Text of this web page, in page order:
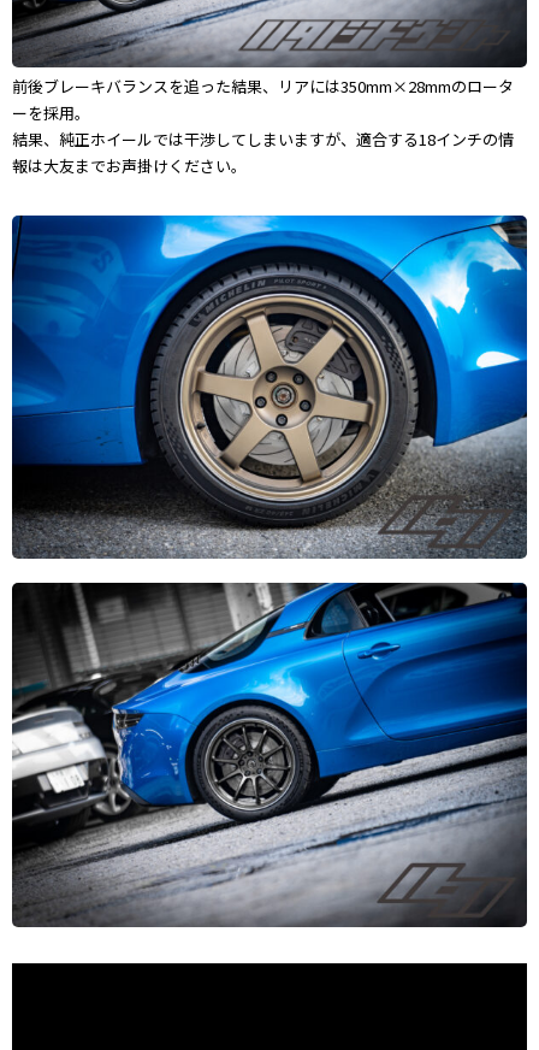
前後ブレーキバランスを追った結果、リアには350mm×28mmのロータ
ーを採用。
結果、純正ホイールでは干渉してしまいますが、適合する18インチの情
報は大友までお声掛けください。